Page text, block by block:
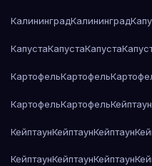
КалининградКалининград
КапустаКапустаКапуста
КартофельКартофель
КартофельКартофельКейптаун
КейптаунКейптаунКейптаун
КейптаунКейптаунКейптаун